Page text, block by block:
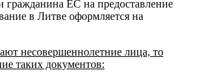
гражданина ЕС на предоставление
в Литве оформляется на
несовершеннолетние лица, то
таких документов: